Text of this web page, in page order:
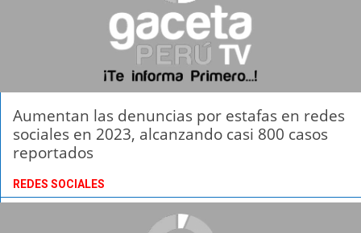
Aumentan las denuncias por estafas en redes
sociales en 2023, alcanzando casi 800 casos
reportados
REDES SOCIALES